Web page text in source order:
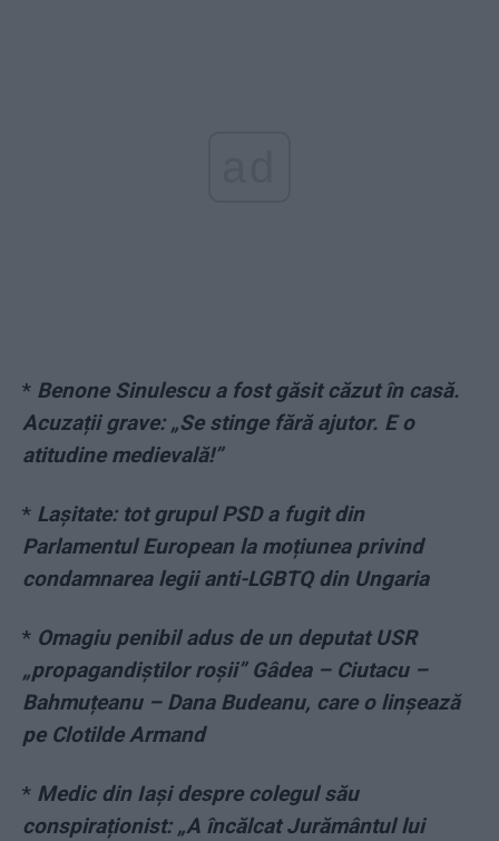
* Benone Sinulescu a fost găsit căzut în casă.
Acuzații grave: „Se stinge fără ajutor. E o
atitudine medievală!”
* Lașitate: tot grupul PSD a fugit din
Parlamentul European la moțiunea privind
condamnarea legii anti-LGBTQ din Ungaria
* Omagiu penibil adus de un deputat USR
„propagandiștilor roșii” Gâdea – Ciutacu –
Bahmuțeanu – Dana Budeanu, care o linșează
pe Clotilde Armand
* Medic din Iași despre colegul său
conspiraționist: „A încălcat Jurământul lui